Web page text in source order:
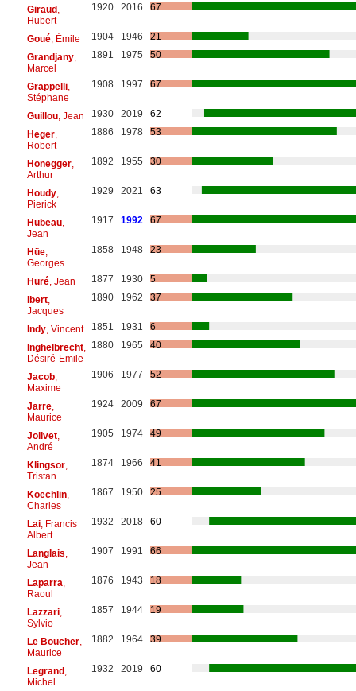
Giraud,
Hubert
1920 2016 67
Goué, Émile 1904 1946
21
Grandjany,
Marcel
1891 1975 50
Grappelli,
Stéphane
1908 1997 67
Guillou, Jean 1930 2019
62
Heger,
Robert
1886 1978 53
Honegger,
Arthur
1892 1955 30
Houdy,
Pierick
1929 2021 63
Hubeau,
Jean
1917 1992 67
Hüe,
Georges
1858 1948 23
Huré, Jean 1877 1930
5
Ibert,
Jacques
1890 1962 37
Indy, Vincent 1851 1931
6
Inghelbrecht,
Désiré-Emile
1880 1965 40
Jacob,
Maxime
1906 1977 52
Jarre,
Maurice
1924 2009 67
Jolivet,
André
1905 1974 49
Klingsor,
Tristan
1874 1966 41
Koechlin,
Charles
1867 1950 25
Lai, Francis
Albert
1932 2018 60
Langlais
Jean
1907 1991 66
Laparra
Raoul
1876 1943 18
Lazzari,
Sylvio
1857 1944 19
Le Boucher,
Maurice
1882 1964 39
Legrand,
Michel
1932 2019 60